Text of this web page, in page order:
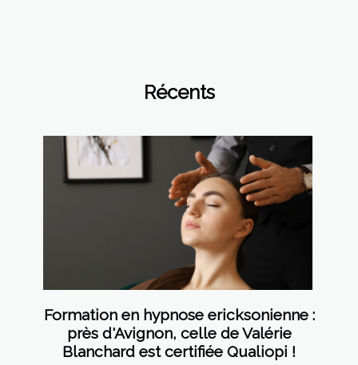
Récents
Formation en hypnose ericksonienne :
près d'Avignon, celle de Valérie
Blanchard est certifiée Qualiopi !